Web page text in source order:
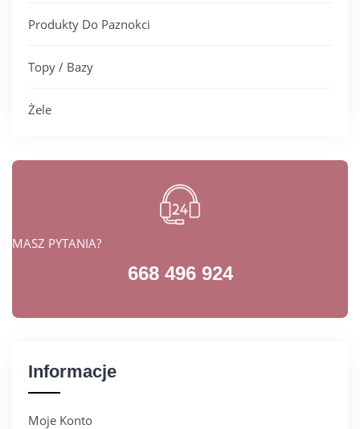
Produkty Do Paznokci
Topy / Bazy
Żele
MASZ PYTANIA?
668 496 924
Informacje
Moje Konto